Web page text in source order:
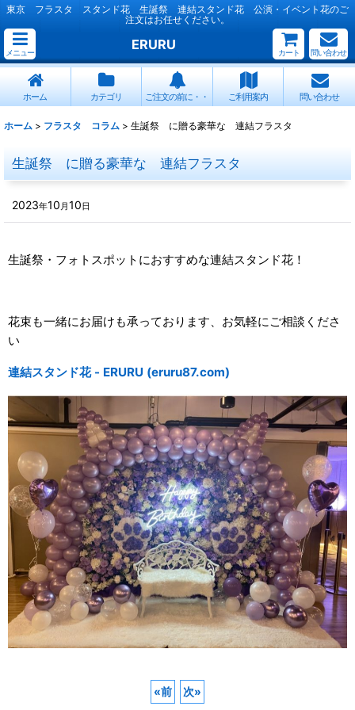
東京 フラスタ スタンド花 生誕祭 連結スタンド花 公演・イベント花のご
注文はお任せください。
メニュー
ERURU
カート 問い合わせ
ホーム カテゴリ ご注文の前に・・ ご利用案内 問い合わせ
ホーム > フラスタ コラム > 生誕祭 に贈る豪華な 連結フラスタ
生誕祭 に贈る豪華な 連結フラスタ
2023年10 月10日
生誕祭・フォトスポットにおすすめな連結スタンド花！
花束も一緒にお届けも承っております、お気軽にご相談くださ
い
連結スタンド花 - ERURU (eruru87.com)
«前 次»